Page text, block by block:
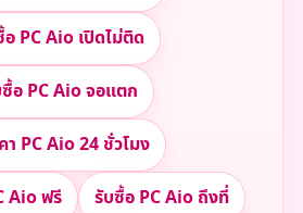
PC Aio เปิดไม่ติด
อ PC Aio จอแตก
า PC Aio 24 ชั่วโมง
Aio ฟรี รับซื้อ PC Aio ถึงที่